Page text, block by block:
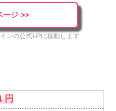
ージ >>
ンの公式HPに移動します
円